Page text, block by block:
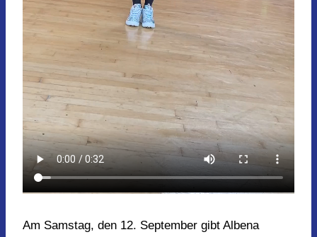
Am Samstag, den 12. September gibt Albena